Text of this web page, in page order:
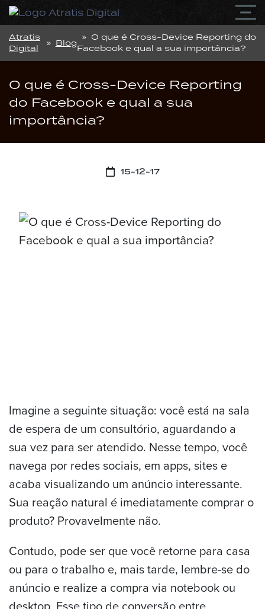
Atratis
Digital
» Blog
» O que é Cross-Device Reporting do
Facebook e qual a sua importância?
O que é Cross-Device Reporting
do Facebook e qual a sua
importância?
15-12-17
Imagine a seguinte situação: você está na sala
de espera de um consultório, aguardando a
sua vez para ser atendido. Nesse tempo, você
navega por redes sociais, em apps, sites e
acaba visualizando um anúncio interessante.
Sua reação natural é imediatamente comprar o
produto? Provavelmente não.
Contudo, pode ser que você retorne para casa
ou para o trabalho e, mais tarde, lembre-se do
anúncio e realize a compra via notebook ou
desktop. Esse tipo de conversão entre